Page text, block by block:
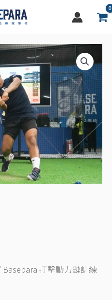
Basepara 打擊動力鏈訓練
。
目
前
價
格：
NT$1,200。